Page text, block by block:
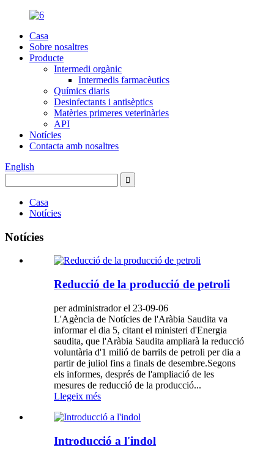
Casa
Sobre nosaltres
Producte
Intermedi orgànic
Intermedis farmacèutics
Químics diaris
Desinfectants i antisèptics
Matèries primeres veterinàries
API
Notícies
Contacta amb nosaltres
English
Casa
Notícies
Notícies
Reducció de la producció de petroli
per administrador el 23-09-06
L'Agència de Notícies de l'Aràbia Saudita va
informar el dia 5, citant el ministeri d'Energia
saudita, que l'Aràbia Saudita ampliarà la reducció
voluntària d'1 milió de barrils de petroli per dia a
partir de juliol fins a finals de desembre.Segons
els informes, després de l'ampliació de les
mesures de reducció de la producció...
Llegeix més
Introducció a l'indol